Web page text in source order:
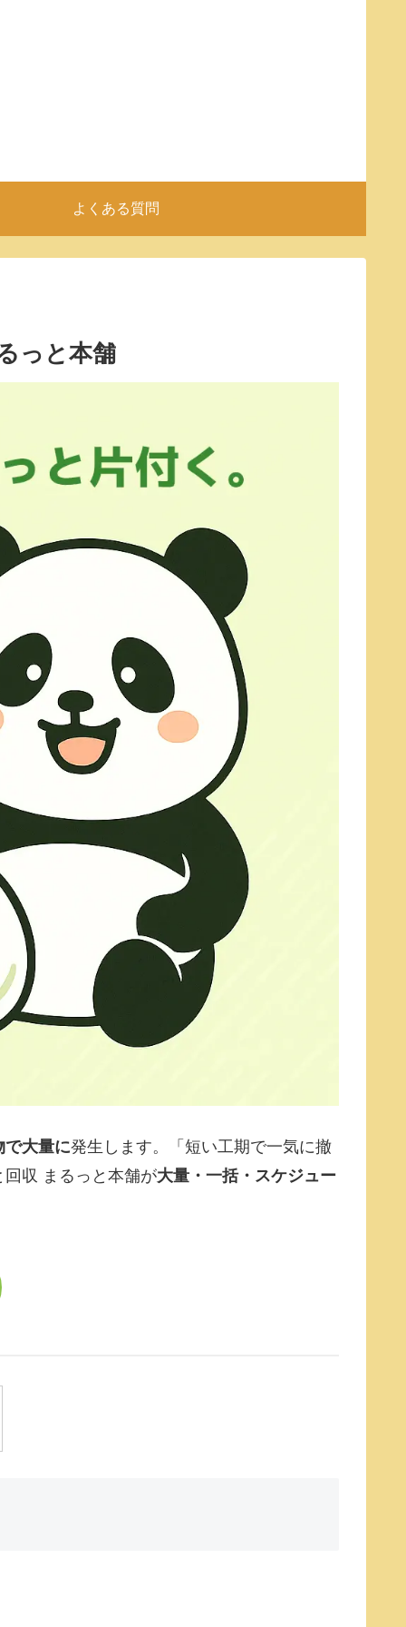
よくある質問
っと本舗
で大量に発生します。「短い工期で一気に撤
収 まるっと本舗が大量・一括・スケジュー